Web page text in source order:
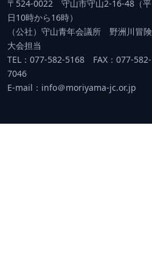
〒524-0022 守山市守山2-16-48（平
日10時から16時）
（公社）守山青年会議所 野洲川冒険
大会担当
TEL：077-582-5168 FAX：077-582-
7046
E-mail：info＠moriyama-jc.or.jp